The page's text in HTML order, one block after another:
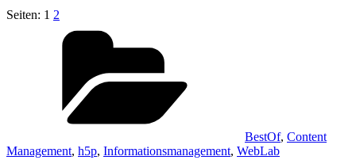
Seiten: 1 2
BestOf, Content
Management, h5p, Informationsmanagement, WebLab